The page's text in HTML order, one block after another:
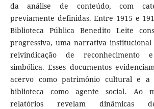
da análise de conteúdo, com
previamente definidas. Entre 1915 e
Biblioteca Pública Benedito Leite
progressiva, uma narrativa
reivindicação de reconhecimento
simbólica. Esses documentos
acervo como patrimônio cultural e a
biblioteca como agente social. Ao
relatórios revelam dinâmicas